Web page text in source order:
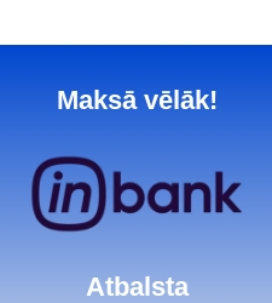
Maksā vēlāk!
Atbalsta